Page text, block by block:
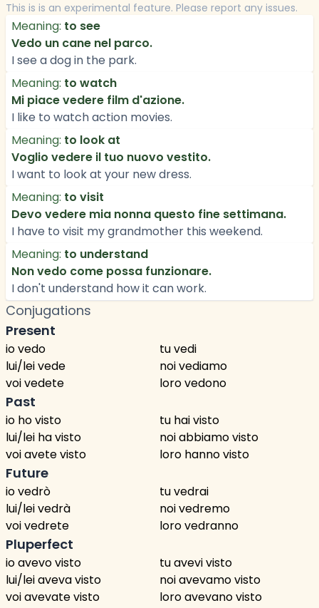
This is is an experimental feature. Please report any issues.
Meaning: to see
Vedo un cane nel parco.
I see a dog in the park.
Meaning: to watch
Mi piace vedere film d'azione.
I like to watch action movies.
Meaning: to look at
Voglio vedere il tuo nuovo vestito.
I want to look at your new dress.
Meaning: to visit
Devo vedere mia nonna questo fine settimana.
I have to visit my grandmother this weekend.
Meaning: to understand
Non vedo come possa funzionare.
I don't understand how it can work.
Conjugations
Present
io vedo
tu vedi
lui/lei vede
noi vediamo
voi vedete
loro vedono
Past
io ho visto
tu hai visto
lui/lei ha visto
noi abbiamo visto
voi avete visto
loro hanno visto
Future
io vedrò
tu vedrai
lui/lei vedrà
noi vedremo
voi vedrete
loro vedranno
Pluperfect
io avevo visto
tu avevi visto
lui/lei aveva visto
noi avevamo visto
voi avevate visto
loro avevano visto